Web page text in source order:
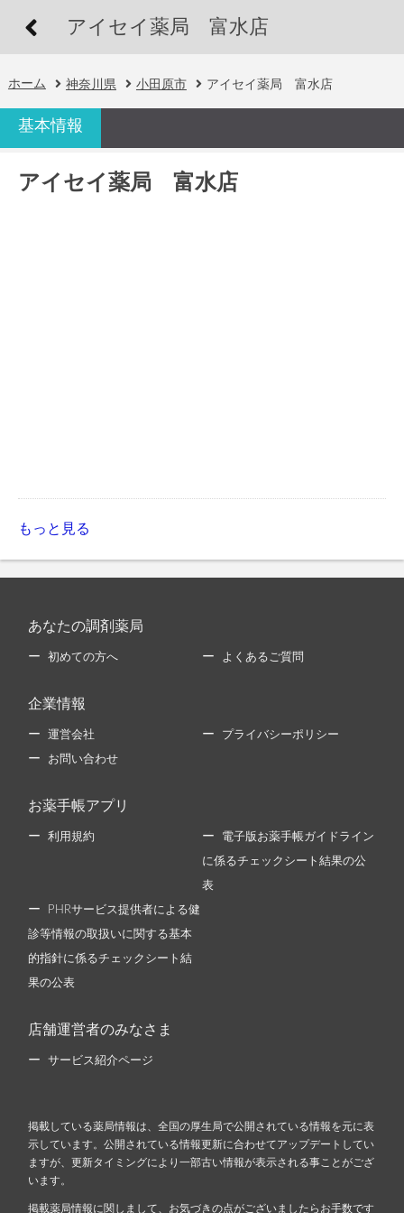
アイセイ薬局 富水店
ホーム 神奈川県 小田原市 アイセイ薬局 富水店
基本情報
アイセイ薬局 富水店
もっと見る
あなたの調剤薬局
初めての方へ よくあるご質問
企業情報
運営会社 プライバシーポリシー
お問い合わせ
お薬手帳アプリ
利用規約 電子版お薬手帳ガイドライン
に係るチェックシート結果の公
表
PHRサービス提供者による健
診等情報の取扱いに関する基本
的指針に係るチェックシート結
果の公表
店舗運営者のみなさま
サービス紹介ページ
掲載している薬局情報は、全国の厚生局で公開されている情報を元に表
示しています。公開されている情報更新に合わせてアップデートしてい
ますが、更新タイミングにより一部古い情報が表示される事ことがござ
います。
掲載薬局情報に関しまして、お気づきの点がございましたらお手数です